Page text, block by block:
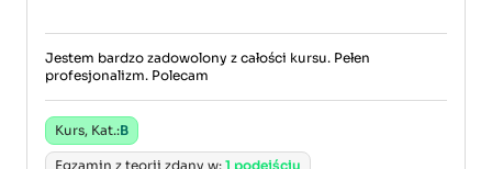
Jestem bardzo zadowolony z całości kursu. Pełen
profesjonalizm. Polecam
Kurs, Kat.:B
Egzamin z teorii zdany w: 1 podejściu